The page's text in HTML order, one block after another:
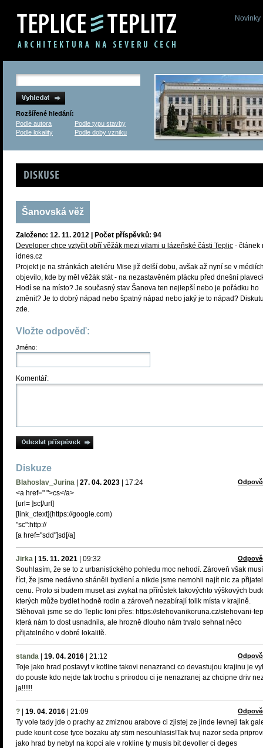
Novinky
Rozšířené hledání:
Podle autora
Podle typu stavby
Podle lokality
Podle doby vzniku
Diskuse
Šanovská věž
Založeno: 12. 11. 2012 | Počet příspěvků: 94
Developer chce vztyčit obří věžák mezi vilami u lázeňské části Teplic - článek
idnes.cz
Projekt je na stránkách ateliéru Mise již delší dobu, avšak až nyní se v
objevilo, kde by měl věžák stát - na nezastavěném plácku před dnešní
Hodí se na místo? Je současný stav Šanova ten nejlepší nebo je pořádku ho
změnit? Je to dobrý nápad nebo špatný nápad nebo jaký je to nápad?
zde.
Vložte odpověď:
Jméno:
Komentář:
Diskuze
Blahoslav_Jurina 27. 04. 2023 17:24
<a href=" ">cs</a>
[url= ]sc[/url]
[link_сtext](https://google.com)
"sc":http://
[a href="sdd"]sd[/a]
Jirka 15. 11. 2021 09:32
Souhlasím, že se to z urbanistického pohledu moc nehodí. Zároveň však
říct, že jsme nedávno sháněli bydlení a nikde jsme nemohli najít nic za
cenu. Proto si budem muset asi zvykat na přírůstek takovýchto výškových
kterých může bydlet hodně rodin a zároveň nezabírají tolik místa v krajině.
Stěhovali jsme se do Teplic loni přes: https://stehovanikoruna.cz/stehovani-
která nám to dost usnadnila, ale hrozně dlouho nám trvalo sehnat něco
přijatelného v dobré lokalitě.
standa 19. 04. 2016 21:12
Toje jako hrad postavyt v kotline takovi nenazranci co devastujou krajinu je
do pouste kdo nejde tak trochu s prirodou ci je nenazranej az chcipne driv
ja!!!!!!
? 19. 04. 2016 21:09
Ty vole tady jde o prachy az zmiznou arabove ci zjistej ze jinde levneji tak
pude kourit cose tyce bozaku aty stim nesouhlasis!Tak tvuj nazor seda
jako hrad by nebyl na kopci ale v rokline ty musis bit devoller ci deges